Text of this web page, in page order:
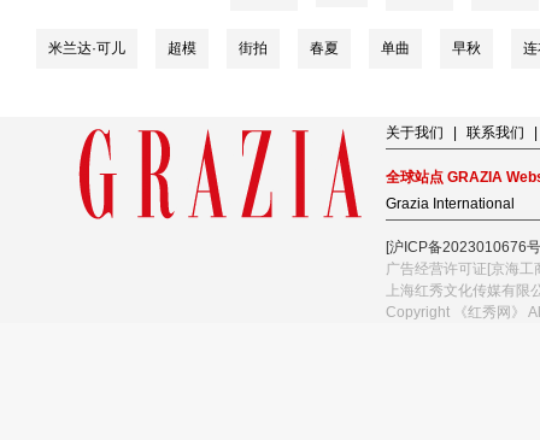
米兰达·可儿 超模 街拍 春夏 单曲 早秋
关于我们 联系我们
全球站点 GRAZIA
Grazia International
[沪ICP备2023010676
广告经营许可证[京海
上海红秀文化传媒有限
Copyright 《红秀网》